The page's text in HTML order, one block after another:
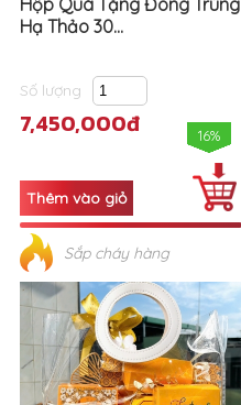
Hạ Thảo 30...
Số lượng
7,450,000đ 16%
Sắp cháy hàng